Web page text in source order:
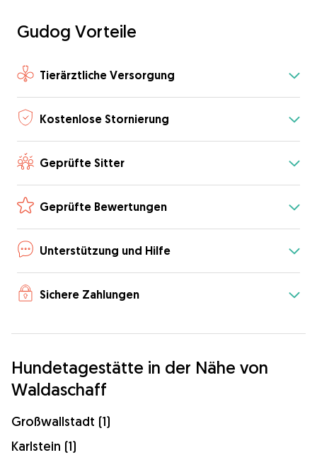
Gudog Vorteile
Tierärztliche Versorgung
Kostenlose Stornierung
Geprüfte Sitter
Geprüfte Bewertungen
Unterstützung und Hilfe
Sichere Zahlungen
Hundetagestätte in der Nähe von
Waldaschaff
Großwallstadt (1)
Karlstein (1)